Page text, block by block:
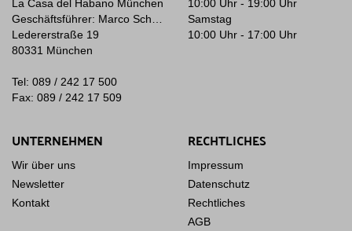
La Casa del Habano München
Geschäftsführer: Marco Schum
Ledererstraße 19
80331 München
Tel: 089 / 242 17 500
Fax: 089 / 242 17 509
10:00 Uhr - 19:00 Uhr
Samstag
10:00 Uhr - 17:00 Uhr
UNTERNEHMEN
Wir über uns
Newsletter
Kontakt
RECHTLICHES
Impressum
Datenschutz
Rechtliches
AGB